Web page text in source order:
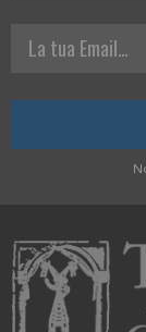
La tua Email